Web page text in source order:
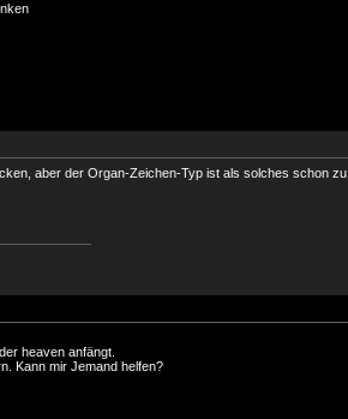
aber der Organ-Zeichen-Typ ist als solches schon zu
heaven anfängt.
Kann mir Jemand helfen?